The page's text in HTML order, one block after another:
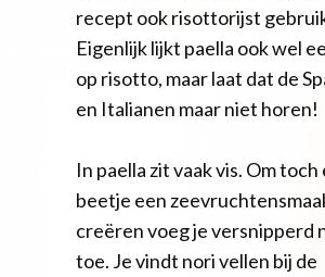
recept ook risottorijst
Eigenlijk lijkt paella ook wel
op risotto, maar laat dat de
en Italianen maar niet horen!
In paella zit vaak vis. Om toch
beetje een
creëren voeg je versnipperd
toe. Je vindt nori vellen bij de